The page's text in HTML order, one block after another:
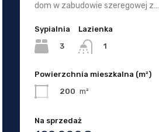
dom w zabudowie szeregowej z…
Sypialnia
3
Lazienka
1
Powierzchnia mieszkalna (m²)
200 m²
Na sprzedaż